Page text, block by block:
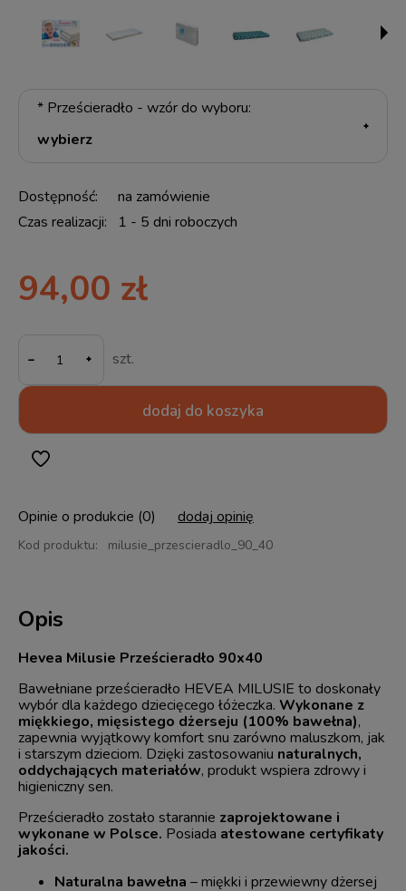
* Prześcieradło - wzór do wyboru:
Dostępność:
na zamówienie
Czas realizacji:
1 - 5 dni roboczych
94,00 zł
- szt.
dodaj do koszyka
Kod produktu: milusie_przescieradlo_90_40
Opinie o produkcie (0) dodaj opinię
Opis
Hevea Milusie Prześcieradło 90x40
Bawełniane prześcieradło HEVEA MILUSIE to doskonały
wybór dla każdego dziecięcego łóżeczka. Wykonane z
miękkiego, mięsistego dżerseju (100% bawełna),
zapewnia wyjątkowy komfort snu zarówno maluszkom, jak
i starszym dzieciom. Dzięki zastosowaniu naturalnych,
oddychających materiałów, produkt wspiera zdrowy i
higieniczny sen.
Prześcieradło zostało starannie zaprojektowane i
wykonane w Polsce. Posiada atestowane certyfikaty
jakości.
Naturalna bawełna – miękki i przewiewny dżersej